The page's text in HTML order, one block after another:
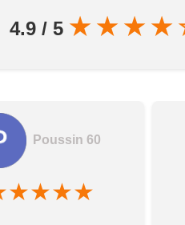
4.9 / 5 ★ ★ ★ ★
Poussin 60
★★★★